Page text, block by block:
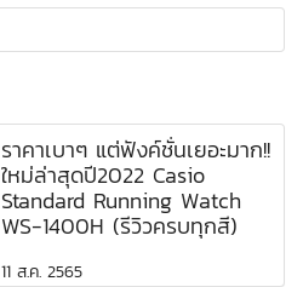
ราคาเบาๆ แต่ฟังค์ชั่นเยอะมาก!!
ใหม่ล่าสุดปี2022 Casio
Standard Running Watch
WS-1400H (รีวิวครบทุกสี)
11 ส.ค. 2565